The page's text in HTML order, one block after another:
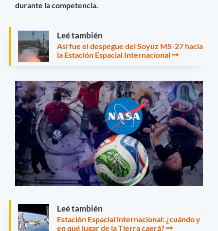
durante la competencia.
Leé también
Así fue el despegue del Soyuz MS-27 hacia
la Estación Espacial Internacional
Leé también
Estación Espacial internacional: ¿cuándo y
en qué lugar de la Tierra caerá?